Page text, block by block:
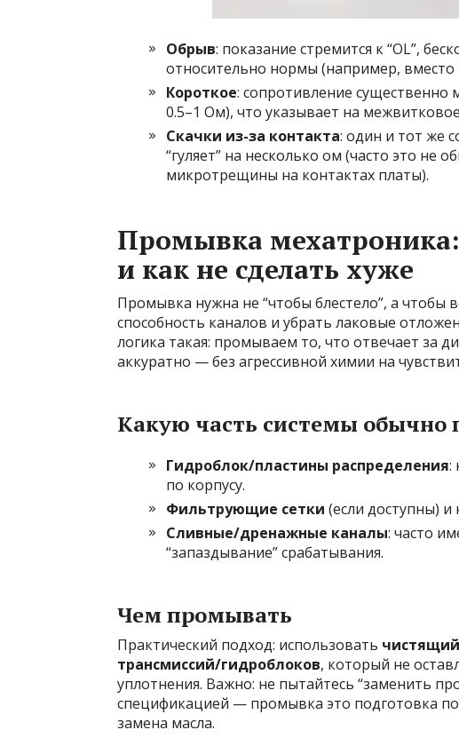
Обрыв: показание стремится к “OL”,
относительно нормы (например,
Короткое: сопротивление
0.5–1 Ом), что указывает на
Скачки из-за контакта: один и тот же
“гуляет” на несколько ом (часто это не
микротрещины на контактах платы).
Промывка
и как не сделать хуже
Промывка нужна не “чтобы блестело”, а чтобы
способность каналов и убрать лаковые
логика такая: промываем то, что отвечает за
аккуратно — без агрессивной химии на
Какую часть системы
Гидроблок/пластины распределения:
по корпусу.
Фильтрующие сетки (если доступны) и
Сливные/дренажные каналы: часто
“запаздывание” срабатывания.
Чем промывать
Практический подход: использовать
трансмиссий/гидроблоков, который не
уплотнения. Важно: не пытайтесь “заменить
спецификацией — промывка это подготовка
замена масла.